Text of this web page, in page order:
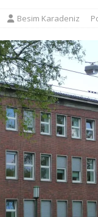
Besim Karadeniz